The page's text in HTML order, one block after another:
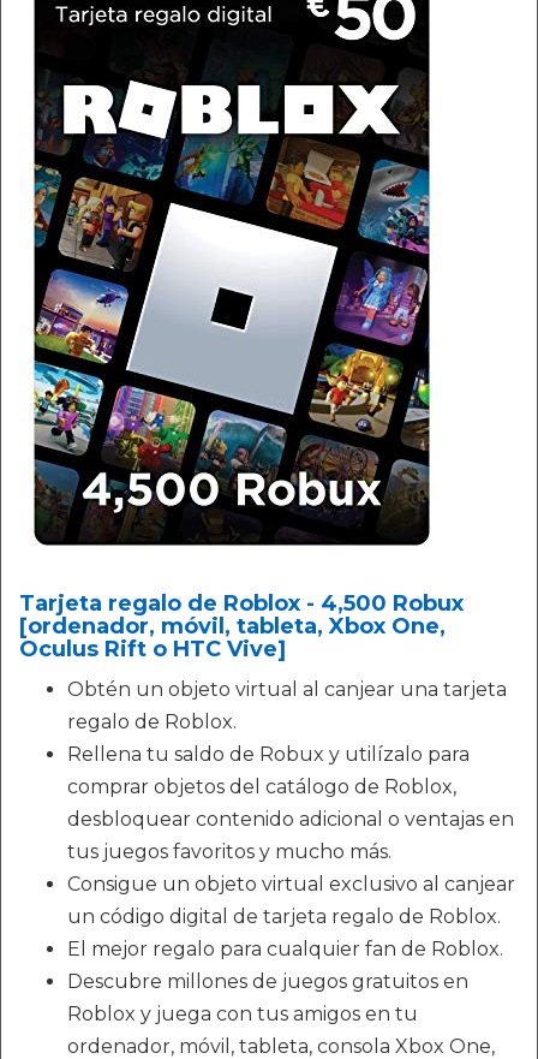
Tarjeta regalo de Roblox - 4,500 Robux
[ordenador, móvil, tableta, Xbox One,
Oculus Rift o HTC Vive]
Obtén un objeto virtual al canjear una tarjeta
regalo de Roblox.
Rellena tu saldo de Robux y utilízalo para
comprar objetos del catálogo de Roblox,
desbloquear contenido adicional o ventajas en
tus juegos favoritos y mucho más.
Consigue un objeto virtual exclusivo al canjear
un código digital de tarjeta regalo de Roblox.
El mejor regalo para cualquier fan de Roblox.
Descubre millones de juegos gratuitos en
Roblox y juega con tus amigos en tu
ordenador, móvil, tableta, consola Xbox One,